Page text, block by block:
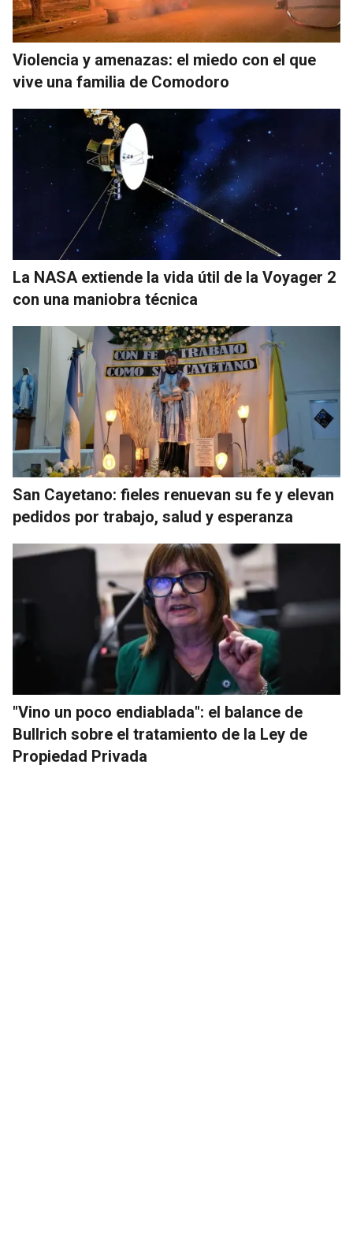
Violencia y amenazas: el miedo con el que
vive una familia de Comodoro
La NASA extiende la vida útil de la Voyager 2
con una maniobra técnica
San Cayetano: fieles renuevan su fe y elevan
pedidos por trabajo, salud y esperanza
"Vino un poco endiablada": el balance de
Bullrich sobre el tratamiento de la Ley de
Propiedad Privada